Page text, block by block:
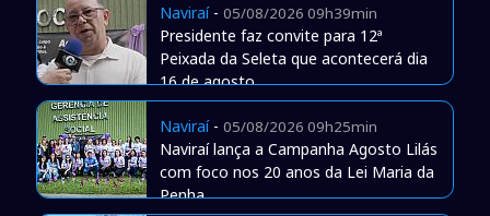
Naviraí- 05/08/2026 09h39min
Presidente faz convite para 12ª
Peixada da Seleta que acontecerá dia
16 de agosto
Naviraí- 05/08/2026 09h25min
Naviraí lança a Campanha Agosto Lilás
com foco nos 20 anos da Lei Maria da
Penha